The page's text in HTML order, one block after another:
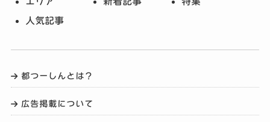
人気記事
都つーしんとは？
広告掲載について